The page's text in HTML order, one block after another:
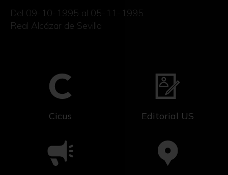
Del 09-10-1995 al 05-11-1995
Real Alcázar de Sevilla
Cicus Editorial US